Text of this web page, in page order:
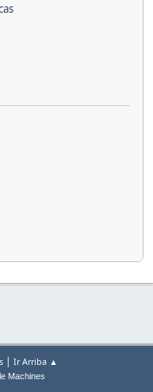
| Ir Arriba ▲
Machines